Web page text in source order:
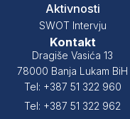
Aktivnosti
SWOT Intervju
Kontakt
Dragiše Vasića 13
78000 Banja Lukam BiH
Tel: +387 51 322 960
Tel: +387 51 322 962